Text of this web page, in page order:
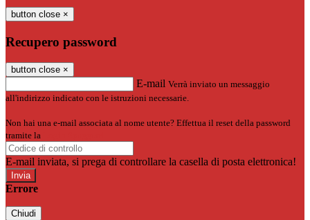
button close ×
Recupero password
button close ×
E-mail Verrà inviato un messaggio
all'indirizzo indicato con le istruzioni necessarie.
Non hai una e-mail associata al nome utente? Effettua il reset della password
tramite la
E-mail inviata, si prega di controllare la casella di posta elettronica!
Errore
Chiudi